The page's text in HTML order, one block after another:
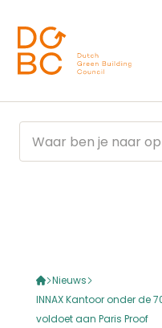
Nieuws
INNAX Kantoor onder de
voldoet aan Paris Proof